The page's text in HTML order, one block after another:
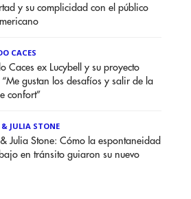
y su complicidad con el público
CACES
Caces ex Lucybell y su proyecto
“Me gustan los desafíos y salir de la
confort”
JULIA STONE
Julia Stone: Cómo la espontaneidad
en tránsito guiaron su nuevo